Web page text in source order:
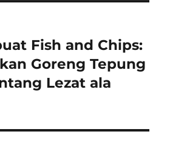
Fish and Chips:
Goreng Tepung
Lezat ala